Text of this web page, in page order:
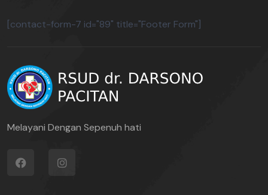
[contact-form-7 id="89" title="Footer Form"]
Melayani Dengan Sepenuh hati